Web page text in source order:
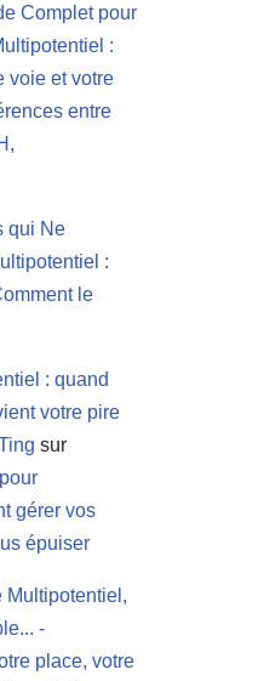
Complet pour
:
voie et votre
entre
qui Ne
:
le
: quand
votre pire
sur
gérer vos
épuiser
Multipotentiel,
-
place, votre